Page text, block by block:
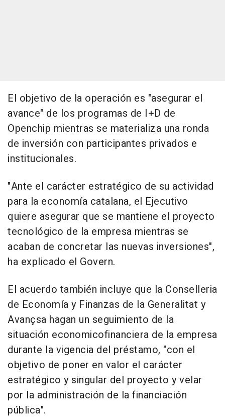
El objetivo de la operación es "asegurar el
avance" de los programas de I+D de
Openchip mientras se materializa una ronda
de inversión con participantes privados e
institucionales.
"Ante el carácter estratégico de su actividad
para la economía catalana, el Ejecutivo
quiere asegurar que se mantiene el proyecto
tecnológico de la empresa mientras se
acaban de concretar las nuevas inversiones",
ha explicado el Govern.
El acuerdo también incluye que la Conselleria
de Economía y Finanzas de la Generalitat y
Avançsa hagan un seguimiento de la
situación economicofinanciera de la empresa
durante la vigencia del préstamo, "con el
objetivo de poner en valor el carácter
estratégico y singular del proyecto y velar
por la administración de la financiación
pública".